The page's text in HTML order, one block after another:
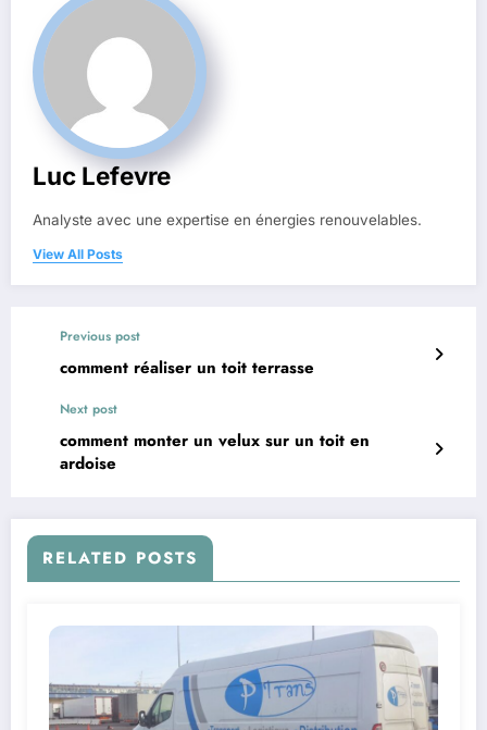
Luc Lefevre
Analyste avec une expertise en énergies renouvelables.
View All Posts
Previous post
comment réaliser un toit terrasse
Next post
comment monter un velux sur un toit en
ardoise
RELATED POSTS